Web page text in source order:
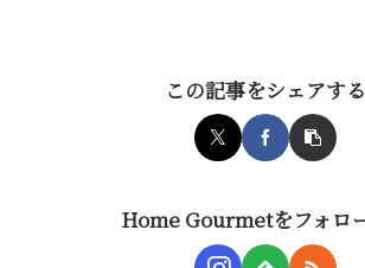
この記事をシェアする
Home Gourmetをフォロ